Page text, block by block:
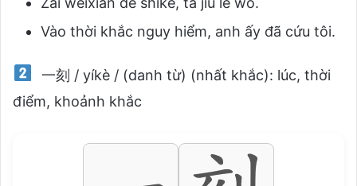
Vào thời khắc nguy hiểm, anh ấy đã cứu tôi.
一刻 / yíkè / (danh từ) (nhất khắc): lúc, thời
điểm, khoảnh khắc